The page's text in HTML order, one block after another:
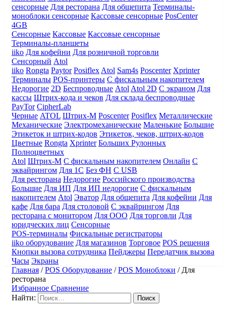
сенсорные Для ресторана Для общепита Терминалы-
моноблоки сенсорные Кассовые сенсорные PosCenter
4GB
Сенсорные Кассовые Кассовые сенсорные
Терминалы-планшеты
iiko Для кофейни Для розничной торговли
Сенсорный Atol
iiko Rongta Paytor Posiflex Atol Sam4s Poscenter Xprinter
Терминалы POS-принтеры С фискальным накопителем
Недорогие 2D Беспроводные Atol Atol 2D С экраном Для
кассы Штрих-кода и чеков Для склада беспроводные
PayTor CipherLab
Черные ATOL Штрих-М Poscenter Posiflex Металлические
Механические Электромеханические Маленькие Большие
Этикеток и штрих-кодов Этикеток, чеков, штрих-кодов
Цветные Rongta Xprinter Больших Рулонных
Полноцветных
Atol Штрих-М С фискальным накопителем Онлайн С
эквайрингом Для 1С Без ФН С USB
Для ресторана Недорогие Российского производства
Большие Для ИП Для ИП недорогие С фискальным
накопителем Atol Эватор Для общепита Для кофейни Для
кафе Для бара Для столовой С эквайрингом Для
ресторана с монитором Для ООО Для торговли Для
юридческих лиц Сенсорные
POS-терминалы Фискальные регистраторы
iiko оборудование Для магазинов Торговое POS решения
Кнопки вызова сотрудника Пейджеры Передатчик вызова
Часы Экраны
Главная /POS Оборудование /POS Моноблоки / Для
ресторана
Избранное Сравнение
Найти: